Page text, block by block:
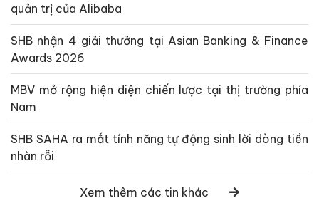
quản trị của Alibaba
SHB nhận 4 giải thưởng tại Asian Banking & Finance
Awards 2026
MBV mở rộng hiện diện chiến lược tại thị trường phía
Nam
SHB SAHA ra mắt tính năng tự động sinh lời dòng tiền
nhàn rỗi
Xem thêm các tin khác